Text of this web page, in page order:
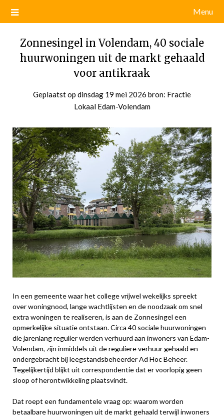
Menu
Zonnesingel in Volendam, 40 sociale
huurwoningen uit de markt gehaald
voor antikraak
Geplaatst op dinsdag 19 mei 2026 door
admin
bron: Fractie
Lokaal Edam-Volendam
In een gemeente waar het college vrijwel wekelijks spreekt
over woningnood, lange wachtlijsten en de noodzaak om snel
extra woningen te realiseren, is aan de Zonnesingel een
opmerkelijke situatie ontstaan. Circa 40 sociale huurwoningen
die jarenlang regulier werden verhuurd aan inwoners van Edam-
Volendam, zijn inmiddels uit de reguliere verhuur gehaald en
ondergebracht bij leegstandsbeheerder Ad Hoc Beheer.
Tegelijkertijd blijkt uit correspondentie dat er voorlopig geen
sloop of herontwikkeling plaatsvindt.
Dat roept een fundamentele vraag op: waarom worden
betaalbare huurwoningen uit de markt gehaald terwijl inwoners